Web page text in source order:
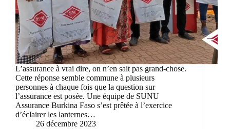
L’assurance à vrai dire, on n’en sait pas grand-chose.
Cette réponse semble commune à plusieurs
personnes à chaque fois que la question sur
l’assurance est posée. Une équipe de SUNU
Assurance Burkina Faso s’est prêtée à l’exercice
d’éclairer les lanternes…
26 décembre 2023